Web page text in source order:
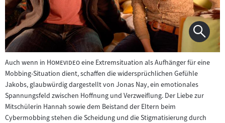
Auch wenn in "Homevideo"eine Extremsituation als Aufhänger für eine
Mobbing-Situation dient, schaffen die widersprüchlichen Gefühle
Jakobs, glaubwürdig dargestellt von Jonas Nay, ein emotionales
Spannungsfeld zwischen Hoffnung und Verzweiflung. Der Liebe zur
Mitschülerin Hannah sowie dem Beistand der Eltern beim
Cybermobbing stehen die Scheidung und die Stigmatisierung durch